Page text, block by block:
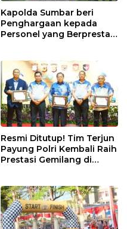
Kapolda Sumbar beri
Penghargaan kepada
Personel yang Berprestasi
Resmi Ditutup! Tim Terjun
Payung Polri Kembali Raih
Prestasi Gemilang di
Cup 2024